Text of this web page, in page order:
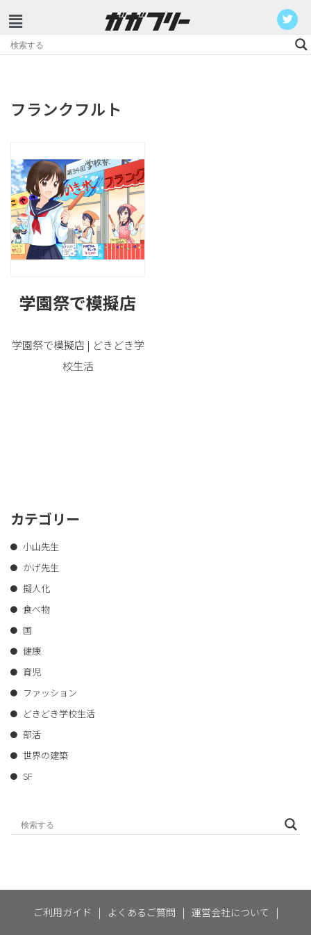
コ
ン
ス
キ
ッ
プ
フランクフルト
学園祭で模擬店
学園祭で模擬店 | どきどき学
校生活
カテゴリー
小山先生
かげ先生
擬人化
食べ物
国
健康
育児
ファッション
どきどき学校生活
部活
世界の建築
SF
ご利用ガイド | よくあるご質問 | 運営会社について |